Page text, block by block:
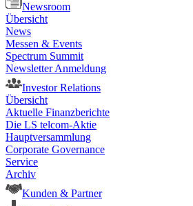
Newsroom
Übersicht
News
Messen & Events
Spectrum Summit
Newsletter Anmeldung
Investor Relations
Übersicht
Aktuelle Finanzberichte
Die LS telcom-Aktie
Hauptversammlung
Corporate Governance
Service
Archiv
Kunden & Partner